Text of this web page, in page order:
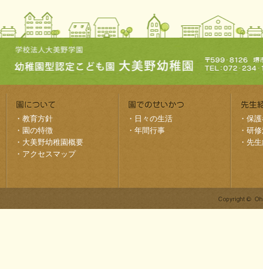
・ 教育方針
・ 園の特徴
・ 大美野幼稚園概要
・ アクセスマップ
・ 日々の生活
・ 年間行事
・ 保
・ 研
・ 先